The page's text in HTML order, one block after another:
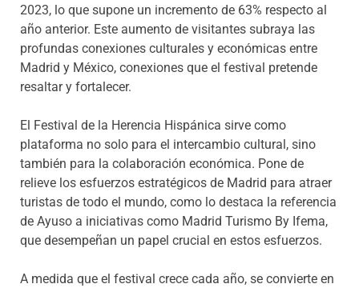
2023, lo que supone un incremento de 63% respecto al
año anterior. Este aumento de visitantes subraya las
profundas conexiones culturales y económicas entre
Madrid y México, conexiones que el festival pretende
resaltar y fortalecer.
El Festival de la Herencia Hispánica sirve como
plataforma no solo para el intercambio cultural, sino
también para la colaboración económica. Pone de
relieve los esfuerzos estratégicos de Madrid para atraer
turistas de todo el mundo, como lo destaca la referencia
de Ayuso a iniciativas como Madrid Turismo By Ifema,
que desempeñan un papel crucial en estos esfuerzos.
A medida que el festival crece cada año, se convierte en